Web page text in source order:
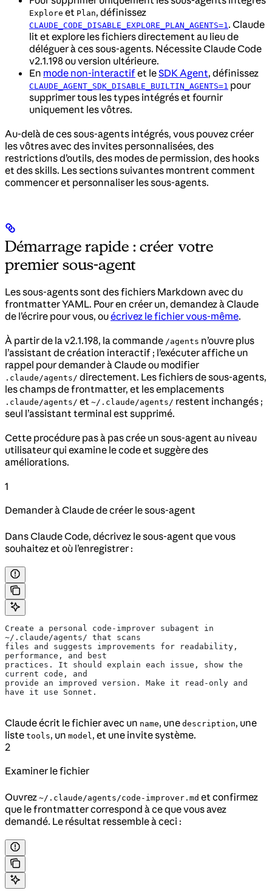
Explore et Plan, définissez
CLAUDE_CODE_DISABLE_EXPLORE_PLAN_AGENTS=1. Claude
lit et explore les fichiers directement au lieu de
déléguer à ces sous-agents. Nécessite Claude Code
v2.1.198 ou version ultérieure.
En mode non-interactifet leSDK Agent, définissez
CLAUDE_AGENT_SDK_DISABLE_BUILTIN_AGENTS=1 pour
supprimer tous les types intégrés et fournir
uniquement les vôtres.
Au-delà de ces sous-agents intégrés, vous pouvez créer
les vôtres avec des invites personnalisées, des
restrictions d’outils, des modes de permission, des hooks
et des skills. Les sections suivantes montrent comment
commencer et personnaliser les sous-agents.
Démarrage rapide : créer votre
premier sous-agent
Les sous-agents sont des fichiers Markdown avec du
frontmatter YAML. Pour en créer un, demandez à Claude
de l’écrire pour vous, ouécrivez le fichier vous-même.
À partir de la v2.1.198, la commande /agents n’ouvre plus
l’assistant de création interactif ; l’exécuter affiche un
rappel pour demander à Claude ou modifier
.claude/agents/ directement. Les fichiers de sous-agents,
les champs de frontmatter, et les emplacements
.claude/agents/ et ~/.claude/agents/ restent inchangés ;
seul l’assistant terminal est supprimé.
Cette procédure pas à pas crée un sous-agent au niveau
utilisateur qui examine le code et suggère des
améliorations.
1
Demander à Claude de créer le sous-agent
Dans Claude Code, décrivez le sous-agent que vous
souhaitez et où l’enregistrer :
Create a personal code-improver subagent in
~/.claude/agents/ that scans
files and suggests improvements for readability,
performance, and best
practices. It should explain each issue, show the
current code, and
provide an improved version. Make it read-only and
have it use Sonnet.
Claude écrit le fichier avec un name, une description, une
liste tools, un model, et une invite système.
2
Examiner le fichier
Ouvrez ~/.claude/agents/code-improver.md et confirmez
que le frontmatter correspond à ce que vous avez
demandé. Le résultat ressemble à ceci :